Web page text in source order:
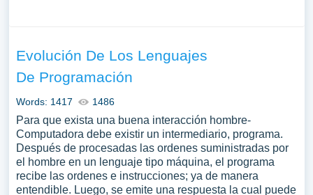
Evolución De Los Lenguajes
De Programación
Words: 1417 1486
Para que exista una buena interacción hombre-
Computadora debe existir un intermediario, programa.
Después de procesadas las ordenes suministradas por
el hombre en un lenguaje tipo máquina, el programa
recibe las ordenes e instrucciones; ya de manera
entendible. Luego, se emite una respuesta la cual puede